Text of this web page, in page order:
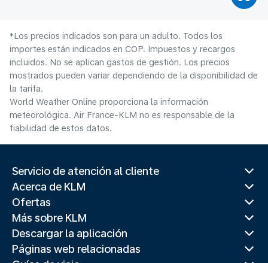
*Los precios indicados son para un adulto. Todos los
importes están indicados en COP. Impuestos y recargos
incluidos. No se aplican gastos de gestión. Los precios
mostrados pueden variar dependiendo de la disponibilidad de
la tarifa.
World Weather Online proporciona la información
meteorológica. Air France-KLM no es responsable de la
fiabilidad de estos datos.
Servicio de atención al cliente
Acerca de KLM
Ofertas
Más sobre KLM
Descargar la aplicación
Páginas web relacionadas